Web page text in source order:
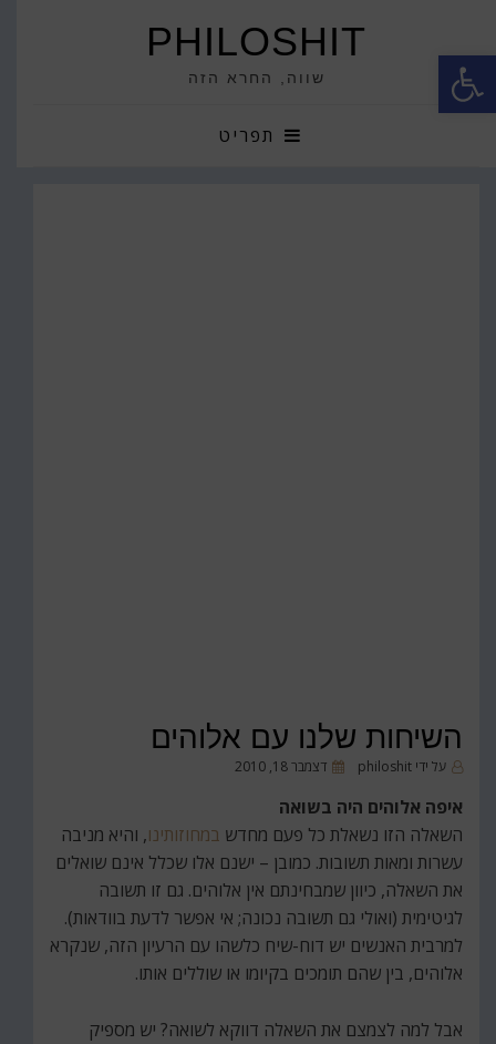
פתח סרגל נגישות PHILOSHIT
שווה, החרא הזה
תפריט
השיחות שלנו עם אלוהים
על ידי philoshit
פורסםדצמבר 18, 2010
איפה אלוהים היה בשואה
השאלה הזו נשאלת כל פעם מחדש במחוזותינו, והיא מניבה
עשרות ומאות תשובות. כמובן – ישנם אלו שכלל אינם שואלים
את השאלה, כיוון שמבחינתם אין אלוהים. גם זו תשובה
לגיטימית (ואולי גם תשובה נכונה; אי אפשר לדעת בוודאות).
למרבית האנשים יש דוח-שיח כלשהו עם הרעיון הזה, שנקרא
אלוהים, בין שהם תומכים בקיומו או שוללים אותו.
אבל למה לצמצם את השאלה דווקא לשואה? יש מספיק